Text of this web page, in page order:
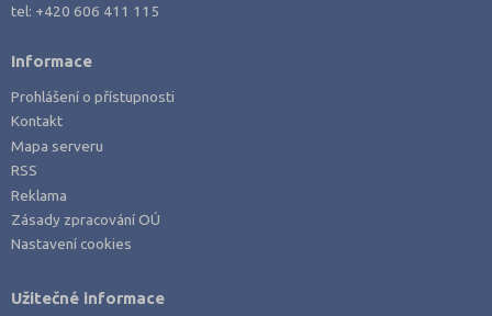
tel: +420 606 411 115
Informace
Prohlášení o přístupnosti
Kontakt
Mapa serveru
RSS
Reklama
Zásady zpracování OÚ
Nastavení cookies
Užitečné informace